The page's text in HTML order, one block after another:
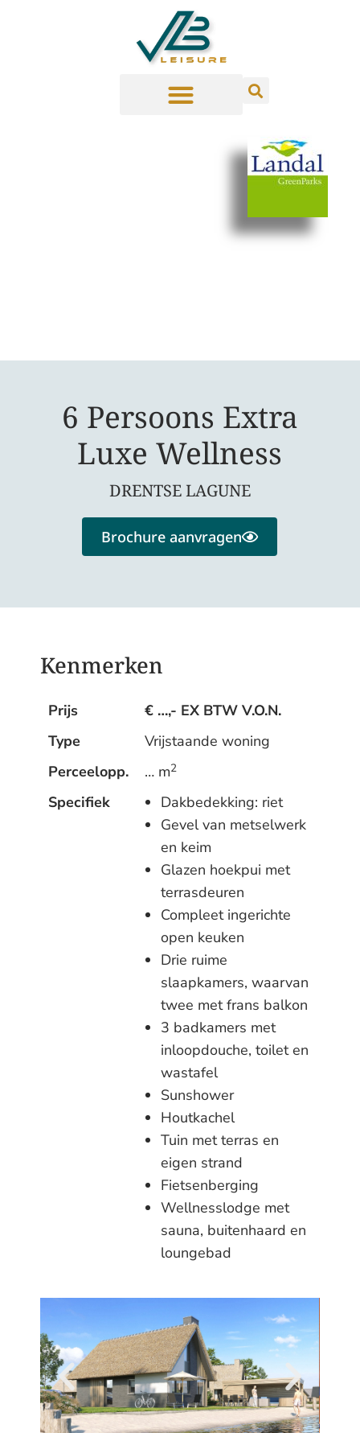
6 Persoons Extra
Luxe Wellness
DRENTSE LAGUNE
Brochure aanvragen
Kenmerken
Prijs
€ …,- EX BTW V.O.N.
Type
Vrijstaande woning
Perceelopp.
… m2
Specifiek
Dakbedekking: riet
Gevel van metselwerk
en keim
Glazen hoekpui met
terrasdeuren
Compleet ingerichte
open keuken
Drie ruime
slaapkamers, waarvan
twee met frans balkon
3 badkamers met
inloopdouche, toilet en
wastafel
Sunshower
Houtkachel
Tuin met terras en
eigen strand
Fietsenberging
Wellnesslodge met
sauna, buitenhaard en
loungebad